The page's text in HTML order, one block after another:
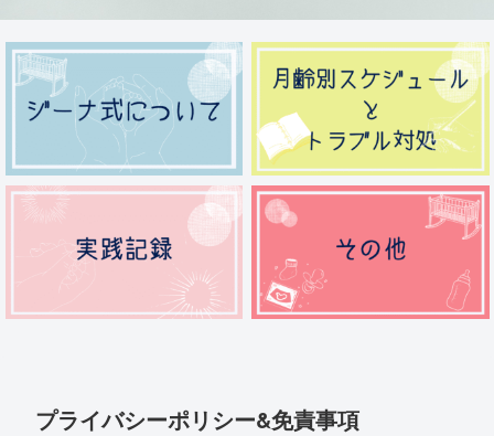
プライバシーポリシー&免責事項